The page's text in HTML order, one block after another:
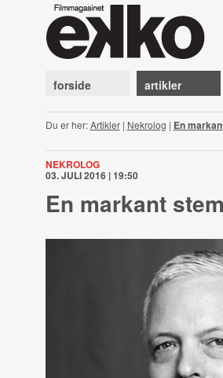
forside artikler
Du er her:Artikler| Nekrolog | En
NEKROLOG
03. JULI 2016 | 19:50
En markant